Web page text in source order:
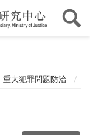
重大犯罪問題防治